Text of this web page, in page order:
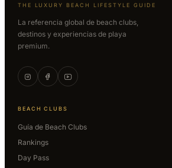
THE LUXURY BEACH LIFESTYLE GUIDE
La referencia global de beach clubs,
destinos y experiencias de playa
premium.
BEACH CLUBS
Guía de Beach Clubs
Rankings
Day Pass